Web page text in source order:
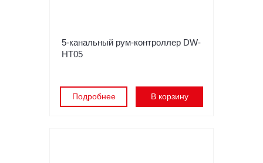
5-канальный рум-контроллер DW-
HT05
Подробнее В корзину